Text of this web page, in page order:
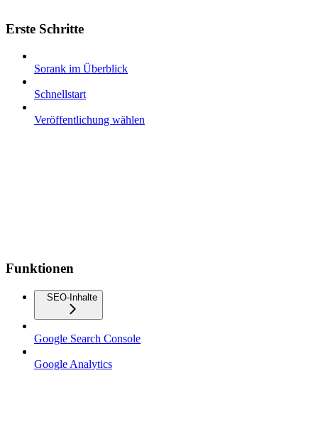
Erste Schritte
Sorank im Überblick
Schnellstart
Veröffentlichung wählen
Funktionen
SEO-Inhalte
Google Search Console
Google Analytics